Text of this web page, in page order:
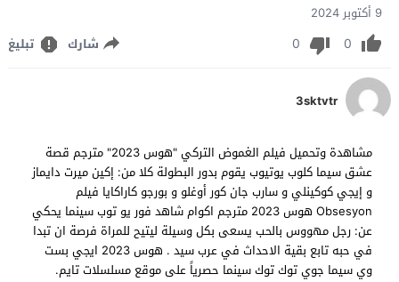
9 أكتوبر 2024
0
0 شارك تبليغ
3sktvtr
مشاهدة وتحميل فيلم الغموض التركي "هوس 2023" مترجم قصة
عشق سيما كلوب يوتيوب يقوم بدور البطولة كلا من: إكين ميرت دايماز
و إيجي كوكينلي و سارب جان كور أوغلو و بورجو كاراكايا فيلم
Obsesyon هوس 2023 مترجم اكوام شاهد فور يو توب سينما يحكي
عن: رجل مهووس بالحب يسعى بكل وسيلة ليتيح للمراة فرصة ان تبدا
في حبه تابع بقية الاحداث في عرب سيد . هوس 2023 ايجي بست
وي سيما جوي توك توك سينما حصرياً على موقع مسلسلات تايم.